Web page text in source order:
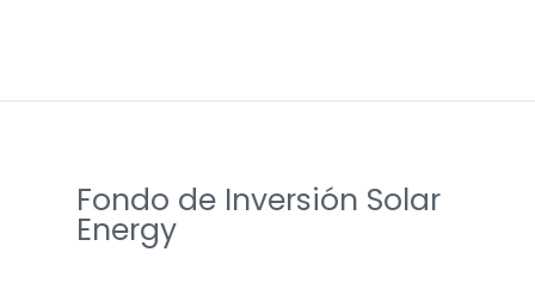
Fondo de Inversión Solar
Energy